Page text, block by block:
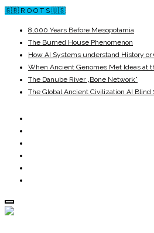
🇬🇧 R O O T S 🇺🇸
8,000 Years Before Mesopotamia
The Burned House Phenomenon
How AI Systems understand History
When Ancient Genomes Met Ideas at
The Danube River „Bone Network”
The Global Ancient Civilization AI Blind